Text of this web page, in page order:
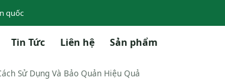
quốc
Tin Tức Liên hệ Sản phẩm
Sử Dụng Và Bảo Quản Hiệu Quả